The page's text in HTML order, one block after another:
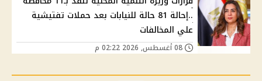
..إحالة 81 حالة للنيابات بعد حملات تفتيشية
علي المخالفات